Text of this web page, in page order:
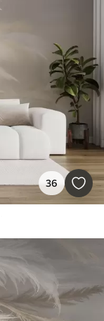
36